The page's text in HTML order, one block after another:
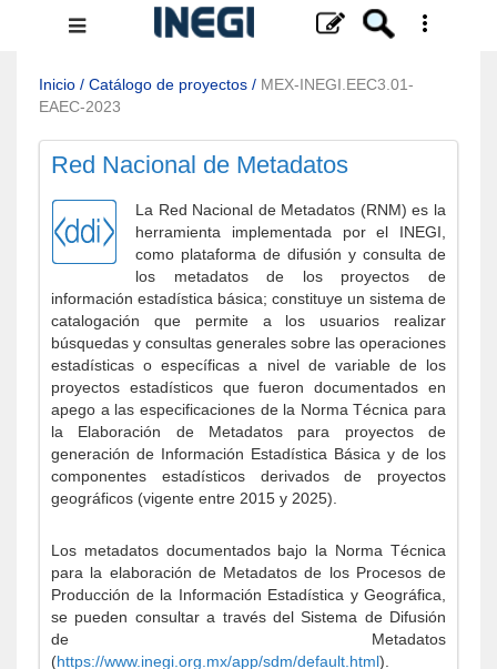
Menú
navegación
Inicio / Catálogo de proyectos / MEX-INEGI.EEC3.01-
EAEC-2023
Red Nacional de Metadatos
La Red Nacional de Metadatos (RNM) es la
herramienta implementada por el INEGI,
como plataforma de difusión y consulta de
los metadatos de los proyectos de
información estadística básica; constituye un sistema de
catalogación que permite a los usuarios realizar
búsquedas y consultas generales sobre las operaciones
estadísticas o específicas a nivel de variable de los
proyectos estadísticos que fueron documentados en
apego a las especificaciones de la Norma Técnica para
la Elaboración de Metadatos para proyectos de
generación de Información Estadística Básica y de los
componentes estadísticos derivados de proyectos
geográficos (vigente entre 2015 y 2025).
Los metadatos documentados bajo la Norma Técnica
para la elaboración de Metadatos de los Procesos de
Producción de la Información Estadística y Geográfica,
se pueden consultar a través del Sistema de Difusión
de Metadatos
(https://www.inegi.org.mx/app/sdm/default.html).